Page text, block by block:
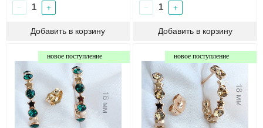
− + − +
новое поступление новое поступление